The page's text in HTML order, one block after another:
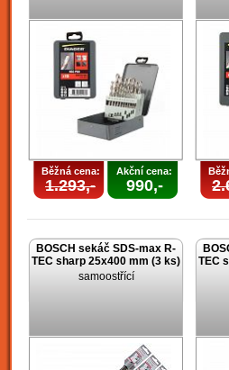
Běžná cena:
1.293,-
Akční cena:
990,-
BOSCH sekáč SDS-max R-
TEC sharp 25x400 mm (3 ks)
samoostřící
TEC